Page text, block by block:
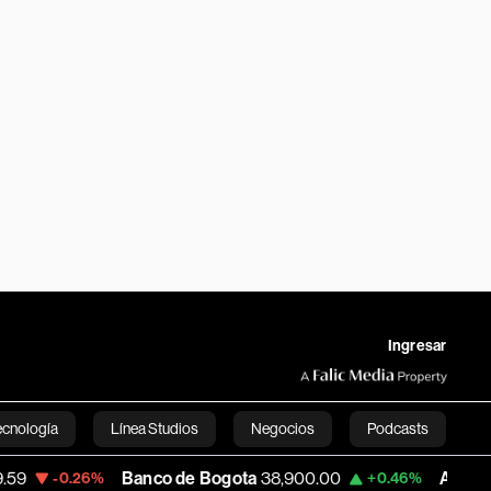
Ingresar
Línea Studios Negocios Podcasts
English
Banco de Bogota 38,900.00 +0.46% Apple 312.09